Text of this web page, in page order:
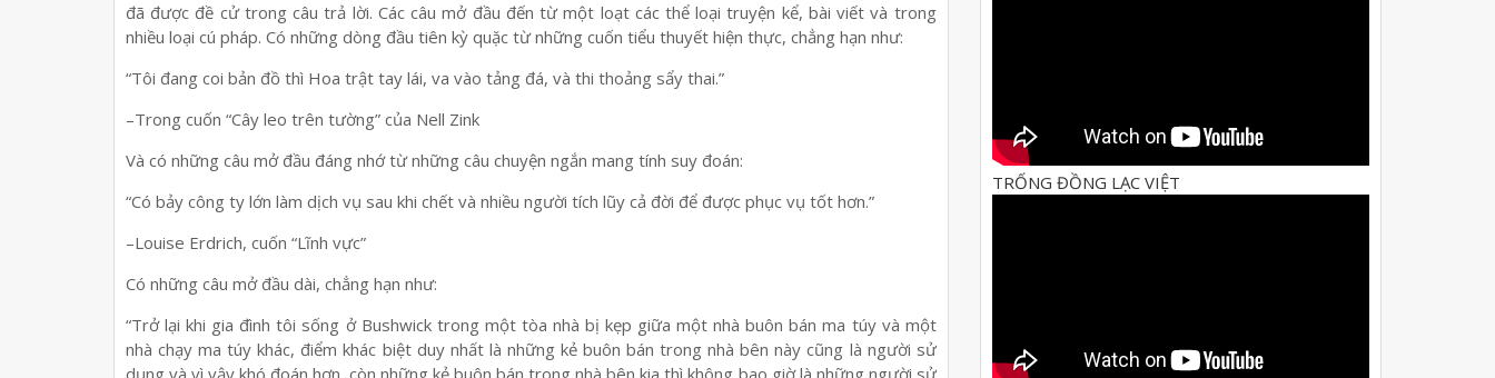
đã được đề cử trong câu trả lời. Các câu mở đầu đến từ một loạt các thể loại truyện kể, bài viết và trong
nhiều loại cú pháp. Có những dòng đầu tiên kỳ quặc từ những cuốn tiểu thuyết hiện thực, chẳng hạn như:
“Tôi đang coi bản đồ thì Hoa trật tay lái, va vào tảng đá, và thi thoảng sẩy thai.”
–Trong cuốn “Cây leo trên tường” của Nell Zink
Và có những câu mở đầu đáng nhớ từ những câu chuyện ngắn mang tính suy đoán:
“Có bảy công ty lớn làm dịch vụ sau khi chết và nhiều người tích lũy cả đời để được phục vụ tốt hơn.”
–Louise Erdrich, cuốn “Lĩnh vực”
Có những câu mở đầu dài, chẳng hạn như:
“Trở lại khi gia đình tôi sống ở Bushwick trong một tòa nhà bị kẹp giữa một nhà buôn bán ma túy và một
nhà chạy ma túy khác, điểm khác biệt duy nhất là những kẻ buôn bán trong nhà bên này cũng là người sử
dụng và vì vậy khó đoán hơn, còn những kẻ buôn bán trong nhà bên kia thì không bao giờ là những người sử
TRỐNG ĐỒNG LẠC VIỆT